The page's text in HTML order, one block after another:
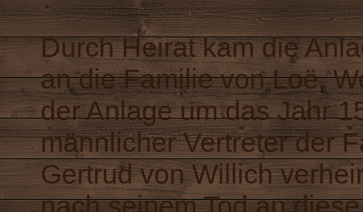
Durch Heirat kam die
an die Familie von Loë.
der Anlage um das Jahr
männlicher Vertreter der
Gertrud von Willich
nach seinem Tod an